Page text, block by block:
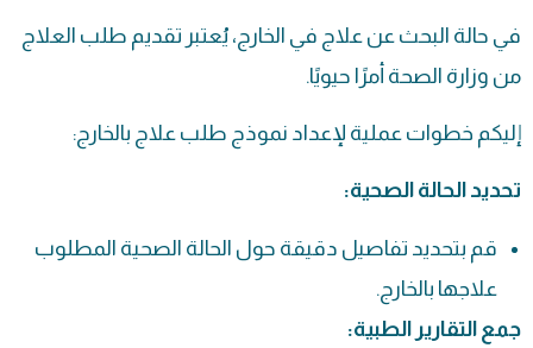
في حالة البحث عن علاج في الخارج، يُعتبر تقديم طلب العلاج
من وزارة الصحة أمرًا حيويًا.
إليكم خطوات عملية لإعداد نموذج طلب علاج بالخارج:
تحديد الحالة الصحية:
قم بتحديد تفاصيل دقيقة حول الحالة الصحية المطلوب
علاجها بالخارج.
جمع التقارير الطبية: